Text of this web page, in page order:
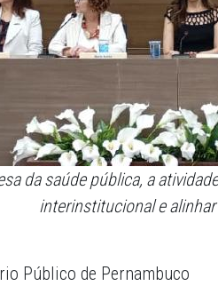
da saúde pública, a
interinstitucional e
Público de Pernambuco